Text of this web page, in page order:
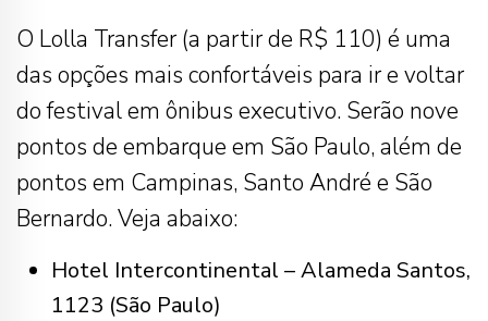
O Lolla Transfer (a partir de R$ 110) é uma
das opções mais confortáveis para ir e voltar
do festival em ônibus executivo. Serão nove
pontos de embarque em São Paulo, além de
pontos em Campinas, Santo André e São
Bernardo. Veja abaixo:
Hotel Intercontinental – Alameda Santos,
1123 (São Paulo)